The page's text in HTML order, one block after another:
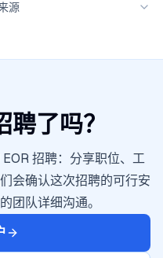
源
了吗？
招聘：分享职位、工
会确认这次招聘的可行安
团队详细沟通。